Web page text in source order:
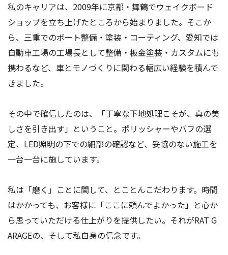
私のキャリアは、2009年に京都・舞鶴でウェイクボード
ショップを立ち上げたところから始まりました。そこか
ら、三重でのボート整備・塗装・コーティング、愛知では
自動車工場の工場長として整備・板金塗装・カスタムにも
携わるなど、車とモノづくりに関わる幅広い経験を積んで
きました。
その中で確信したのは、「丁寧な下地処理こそが、真の美
しさを引き出す」ということ。ポリッシャーやバフの選
定、LED照明の下での細部の確認など、妥協のない施工を
一台一台に施しています。
私は「磨く」ことに関して、とことんこだわります。時間
はかかっても、お客様に「ここに頼んでよかった」と心か
ら思っていただける仕上がりを提供したい。それがRAT G
ARAGEの、そして私自身の信念です。